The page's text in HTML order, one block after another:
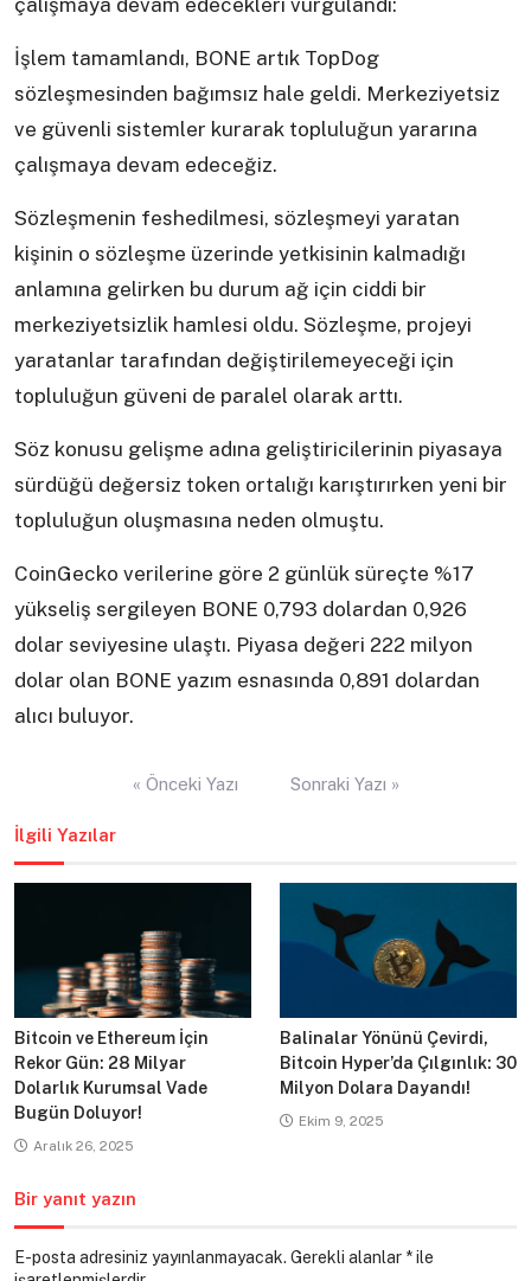
çalışmaya devam edecekleri vurgulandı:
İşlem tamamlandı, BONE artık TopDog
sözleşmesinden bağımsız hale geldi. Merkeziyetsiz
ve güvenli sistemler kurarak topluluğun yararına
çalışmaya devam edeceğiz.
Sözleşmenin feshedilmesi, sözleşmeyi yaratan
kişinin o sözleşme üzerinde yetkisinin kalmadığı
anlamına gelirken bu durum ağ için ciddi bir
merkeziyetsizlik hamlesi oldu. Sözleşme, projeyi
yaratanlar tarafından değiştirilemeyeceği için
topluluğun güveni de paralel olarak arttı.
Söz konusu gelişme adına geliştiricilerinin piyasaya
sürdüğü değersiz token ortalığı karıştırırken yeni bir
topluluğun oluşmasına neden olmuştu.
CoinGecko verilerine göre 2 günlük süreçte %17
yükseliş sergileyen BONE 0,793 dolardan 0,926
dolar seviyesine ulaştı. Piyasa değeri 222 milyon
dolar olan BONE yazım esnasında 0,891 dolardan
alıcı buluyor.
« Önceki Yazı Sonraki Yazı »
İlgili Yazılar
Bitcoin ve Ethereum İçin
Rekor Gün: 28 Milyar
Dolarlık Kurumsal Vade
Bugün Doluyor!
Aralık 26, 2025
Balinalar Yönünü Çevirdi,
Bitcoin Hyper’da Çılgınlık: 30
Milyon Dolara Dayandı!
Ekim 9, 2025
Bir yanıt yazın
E-posta adresiniz yayınlanmayacak. Gerekli alanlar *ile